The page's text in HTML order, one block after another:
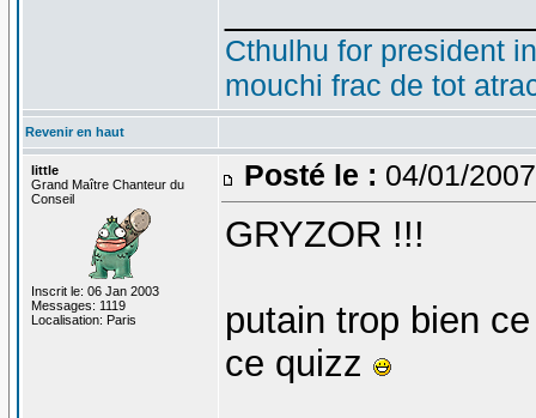
Cthulhu for president
mouchi frac de tot
Revenir en haut
little
Grand Maître Chanteur du
Conseil
Inscrit le: 06 Jan 2003
Messages: 1119
Localisation: Paris
Posté le : 04/01/
GRYZOR !!!
putain trop bien
ce quizz